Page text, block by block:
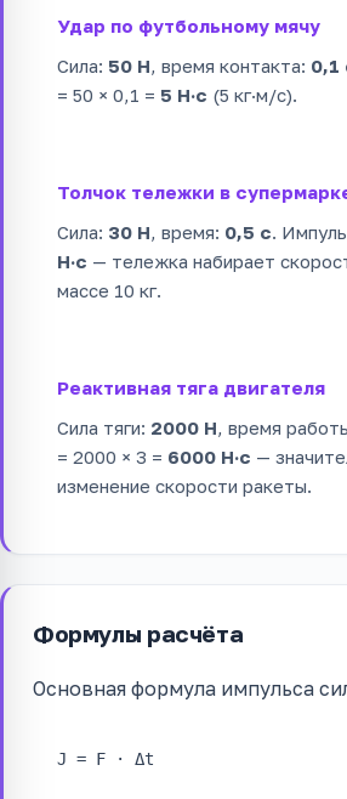
Удар по футбольному мячу
Сила: 50 Н, время контакта: 0,1
= 50 × 0,1 = 5 Н·с (5 кг·м/с).
Толчок тележки в
Сила: 30 Н, время: 0,5 с.
Н·с — тележка набирает
массе 10 кг.
Реактивная тяга двигателя
Сила тяги: 2000 Н, время
= 2000 × 3 = 6000 Н·с —
изменение скорости ракеты.
Формулы расчёта
Основная формула импульса
J = F · Δt